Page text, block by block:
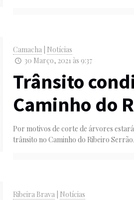
Camacha Notícias
30 Março, 2021 às 9:37
Trânsito
Caminho do
Por motivos de corte de árvores
trânsito no Caminho do Ribeiro
Ribeira Brava Notícias